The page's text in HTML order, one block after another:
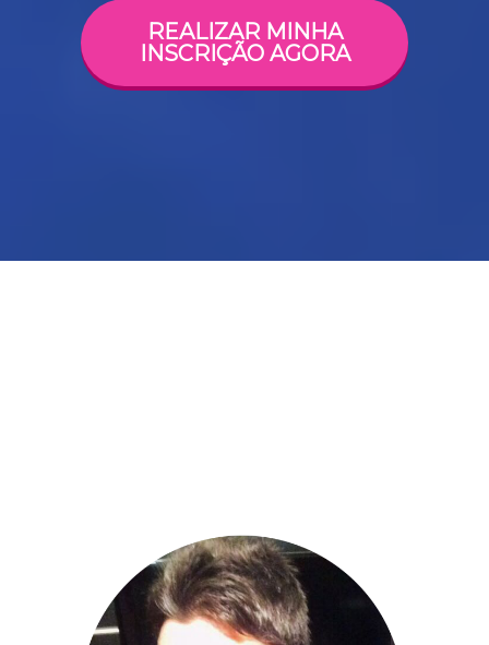
REALIZAR MINHA
INSCRIÇÃO AGORA